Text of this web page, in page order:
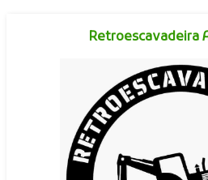
Retroescavadeira